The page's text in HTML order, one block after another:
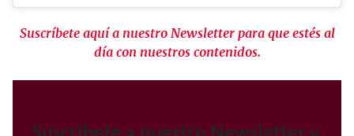
Suscríbete aquí a nuestro Newsletter para que estés al
día con nuestros contenidos.